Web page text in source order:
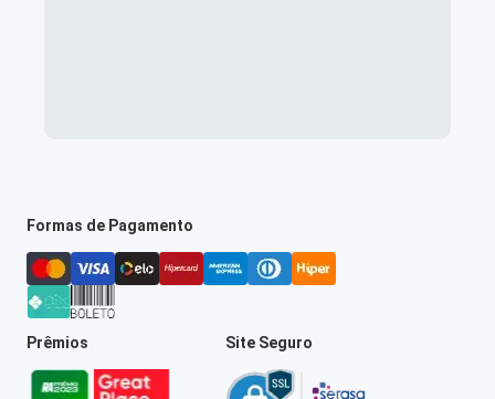
Formas de Pagamento
Prêmios Site Seguro